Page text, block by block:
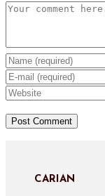
Comment
Enter
your
name
username
Enter
your
address
Enter
website
CARIAN